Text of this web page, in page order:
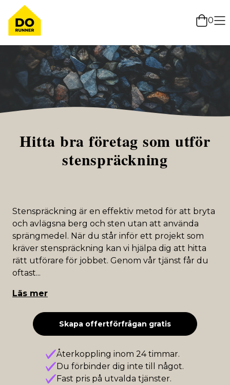
0
Hitta bra företag som utför
stenspräckning
Stenspräckning är en effektiv metod för att bryta
och avlägsna berg och sten utan att använda
sprängmedel. När du står inför ett projekt som
kräver stenspräckning kan vi hjälpa dig att hitta
rätt utförare för jobbet. Genom vår tjänst får du
oftast...
Läs mer
Skapa offertförfrågan gratis
Återkoppling inom 24 timmar.
Du förbinder dig inte till något.
Fast pris på utvalda tjänster.